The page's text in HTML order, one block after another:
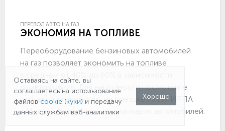
ПЕРЕВОД АВТО НА ГАЗ
ЭКОНОМИЯ НА ТОПЛИВЕ
Переоборудование бензиновых автомобилей
на газ позволяет экономить на топливе
от автомобиля. Для наглядности посмотрите
сколько газ экономит на поездке из НИИРПА
в Москву на примере десяти марок автомобилей.
Оставаясь на сайте, вы
соглашаетесь на использование
файлов cookie (куки) и передачу
данных службам вэб-аналитики
Хорошо